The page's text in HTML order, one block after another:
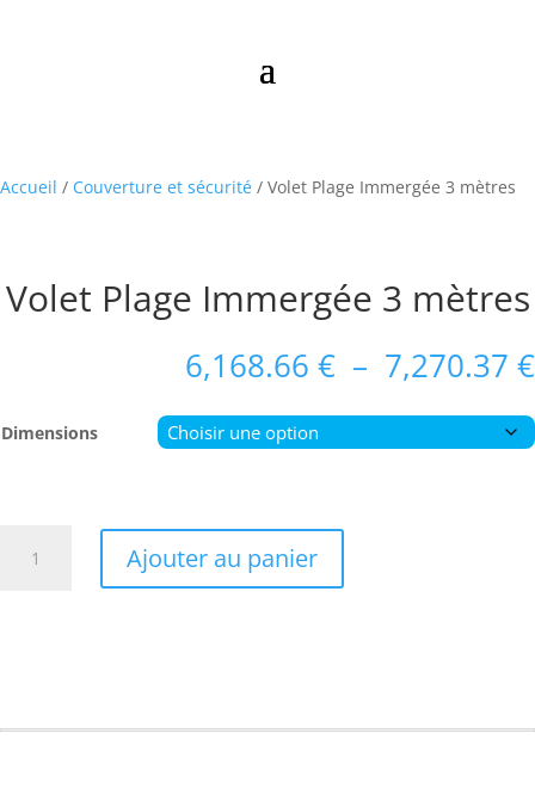
Accueil / Couverture et sécurité / Volet Plage Immergée 3 mètres
Volet Plage Immergée 3 mètres
6,168.66 € – 7,270.37 €
Dimensions
Ajouter au panier